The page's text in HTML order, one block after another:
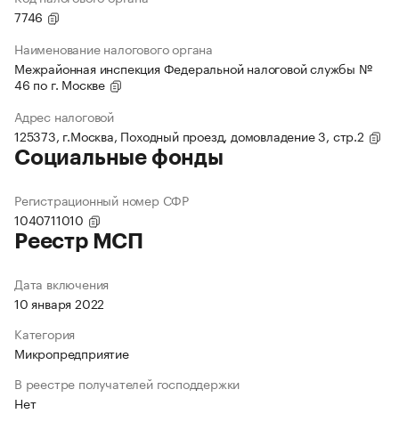
7746
Наименование налогового органа
Межрайонная инспекция Федеральной налоговой службы №
46 по г. Москве
Адрес налоговой
125373, г.Москва, Походный проезд, домовладение 3, стр.2
Социальные фонды
Регистрационный номер СФР
1040711010
Реестр МСП
Дата включения
10 января 2022
Категория
Микропредприятие
В реестре получателей господдержки
Нет